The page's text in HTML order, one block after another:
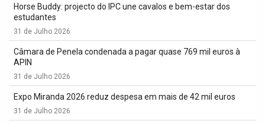
Horse Buddy: projecto do IPC une cavalos e bem-estar dos
estudantes
31 de Julho 2026
Câmara de Penela condenada a pagar quase 769 mil euros à
APIN
31 de Julho 2026
Expo Miranda 2026 reduz despesa em mais de 42 mil euros
31 de Julho 2026